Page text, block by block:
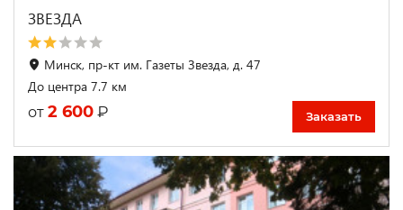
ЗВЕЗДА
Минск, пр-кт им. Газеты Звезда, д. 47
До центра 7.7 км
от 2 600 ₽ Заказать